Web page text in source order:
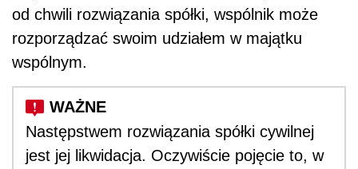
od chwili rozwiązania spółki, wspólnik może
rozporządzać swoim udziałem w majątku
wspólnym.
Następstwem rozwiązania spółki cywilnej
jest jej likwidacja. Oczywiście pojęcie to, w